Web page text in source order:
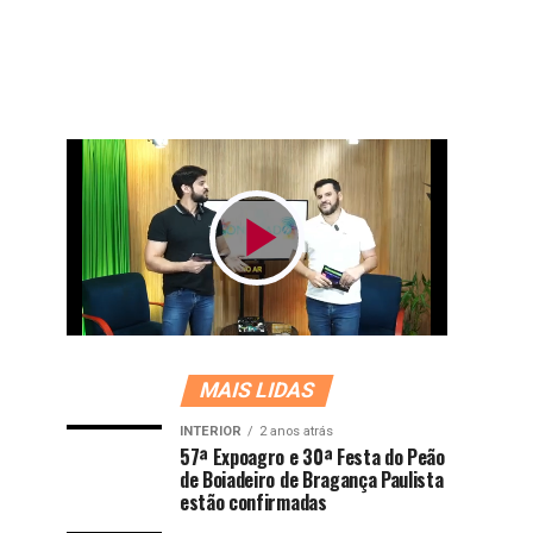
MAIS LIDAS
INTERIOR 2 anos atrás
57ª Expoagro e 30ª Festa do Peão
de Boiadeiro de Bragança Paulista
estão confirmadas